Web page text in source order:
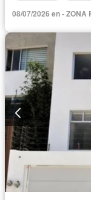
08/07/2026 en - ZONA